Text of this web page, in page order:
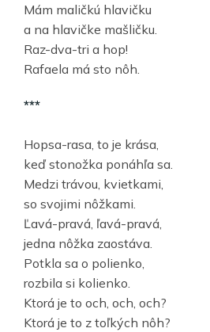
Mám maličkú hlavičku
a na hlavičke mašličku.
Raz-dva-tri a hop!
Rafaela má sto nôh.
***
Hopsa-rasa, to je krása,
keď stonožka ponáhľa sa.
Medzi trávou, kvietkami,
so svojimi nôžkami.
Ľavá-pravá, ľavá-pravá,
jedna nôžka zaostáva.
Potkla sa o polienko,
rozbila si kolienko.
Ktorá je to och, och, och?
Ktorá je to z toľkých nôh?